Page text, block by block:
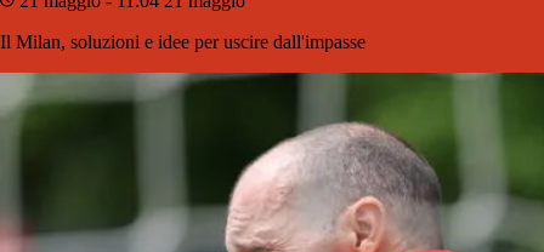
Il Milan, soluzioni e idee per uscire dall'impasse